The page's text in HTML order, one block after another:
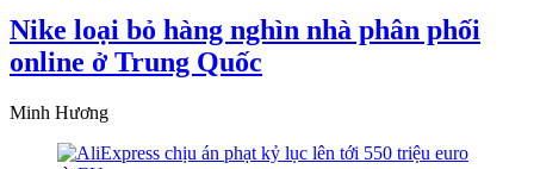
Nike loại bỏ hàng nghìn nhà phân phối
online ở Trung Quốc
Minh Hương